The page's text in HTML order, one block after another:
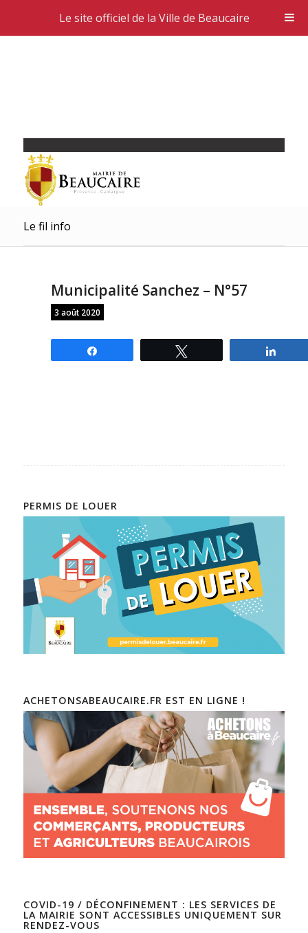
Le fil info
Municipalité Sanchez – N°57
3 août 2020
PERMIS DE LOUER
ACHETONSABEAUCAIRE.FR EST EN LIGNE !
COVID-19 / DÉCONFINEMENT : LES SERVICES DE
LA MAIRIE SONT ACCESSIBLES UNIQUEMENT SUR
RENDEZ-VOUS
Le site officiel de la Ville de Beaucaire